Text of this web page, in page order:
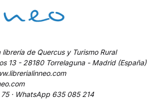
librería de Quercus y Turismo Rural
13 - 28180 Torrelaguna - Madrid (España)
· WhatsApp 635 085 214